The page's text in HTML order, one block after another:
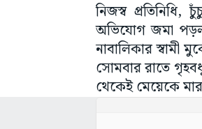
নিজস্ব
অভিযোগ জমা পড়ল
নাবালিকার
সোমবার রাতে
থেকেই মেয়েকে